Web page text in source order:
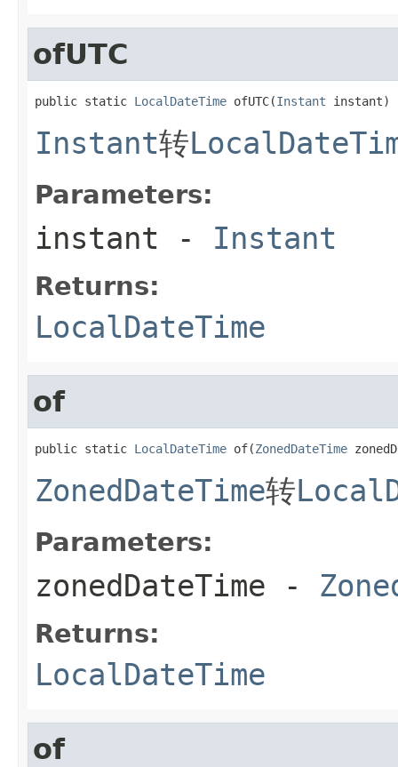
ofUTC
public static LocalDateTime ofUTC(Instant instant)
Instant转
Parameters:
instant - Instant
Returns:
LocalDateTime
of
public static LocalDateTime of(ZonedDateTime
ZonedDateTime转
Parameters:
zonedDateTime -
Returns:
LocalDateTime
of